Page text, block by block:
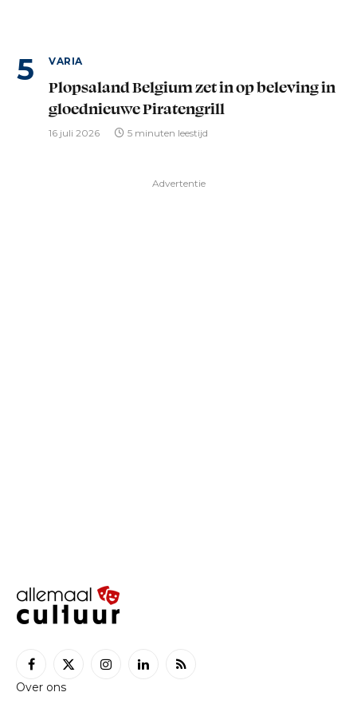
VARIA
Plopsaland Belgium zet in op beleving in
gloednieuwe Piratengrill
16 juli 2026 5 minuten leestijd
Advertentie
Facebook
X
InstagramLinkedInRSS
Over ons